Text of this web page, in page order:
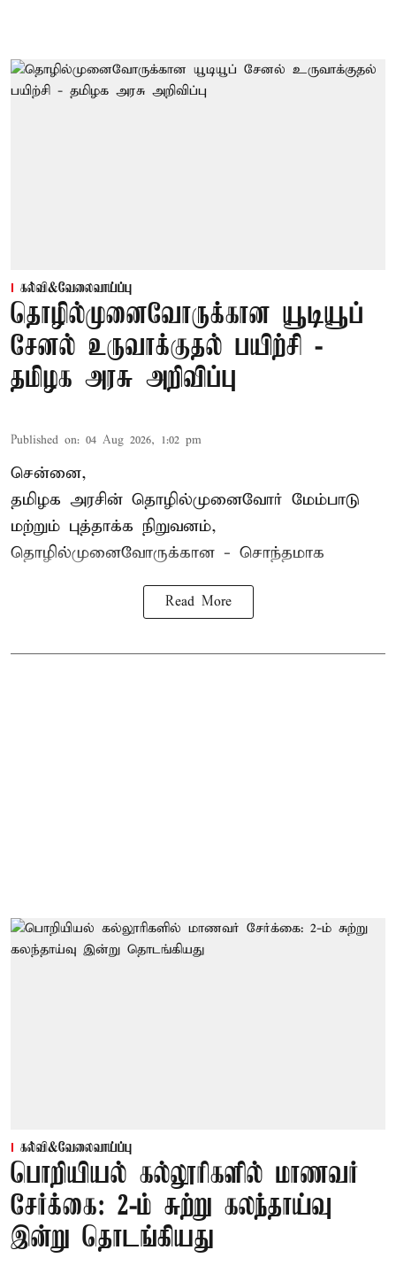
கல்வி&வேலைவாய்ப்பு
தொழில்முனைவோருக்கான யூடியூப்
சேனல் உருவாக்குதல் பயிற்சி -
தமிழக அரசு அறிவிப்பு
Published on: 04 Aug 2026, 1:02 pm
சென்னை,
தமிழக அரசின் தொழில்முனைவோர் மேம்பாடு
மற்றும் புத்தாக்க நிறுவனம்,
தொழில்முனைவோருக்கான - சொந்தமாக
Read More
கல்வி&வேலைவாய்ப்பு
பொறியியல் கல்லூரிகளில் மாணவர்
சேர்க்கை: 2-ம் சுற்று கலந்தாய்வு
இன்று தொடங்கியது